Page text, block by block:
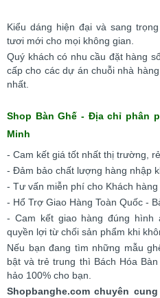
Kiểu dáng hiện đại và sang
tươi mới cho mọi không gian.
Quý khách có nhu cầu đặt hàng
cấp cho các dự án chuỗi nhà
nhất.
Shop Bàn Ghế - Địa chỉ phân
Minh
- Cam kết giá tốt nhất thị trường,
- Đảm bảo chất lượng hàng nhập
- Tư vấn miễn phí cho Khách
- Hổ Trợ Giao Hàng Toàn Quốc -
- Cam kết giao hàng đúng hình
quyền lợi từ chối sản phẩm khi
Nếu bạn đang tìm những mẫu
bật và trẻ trung thì Bách Hóa
hảo 100% cho bạn.
Shopbanghe.com chuyên